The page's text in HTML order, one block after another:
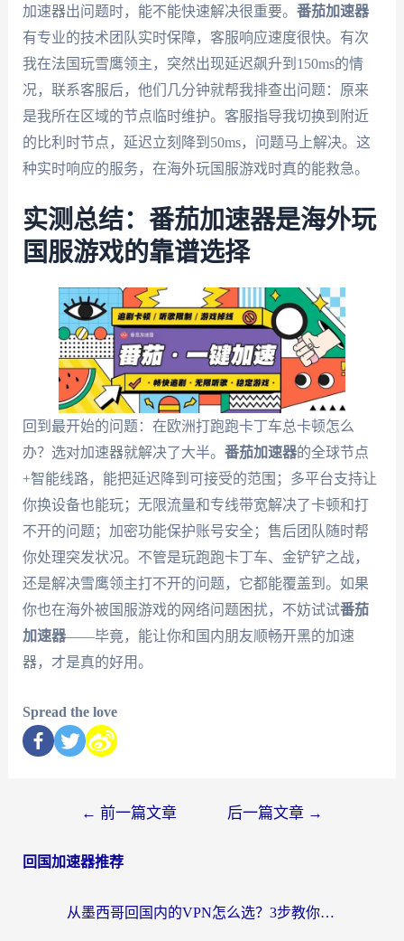
加速器出问题时，能不能快速解决很重要。 番茄加速器
有专业的技术团队实时保障，客服响应速度很快。有次
我在法国玩雪鹰领主，突然出现延迟飙升到150ms的情
况，联系客服后，他们几分钟就帮我排查出问题：原来
是我所在区域的节点临时维护。客服指导我切换到附近
的比利时节点，延迟立刻降到50ms，问题马上解决。这
种实时响应的服务，在海外玩国服游戏时真的能救急。
实测总结：番茄加速器是海外玩
国服游戏的靠谱选择
回到最开始的问题：在欧洲打跑跑卡丁车总卡顿怎么
办？选对加速器就解决了大半。 番茄加速器的全球节点
+智能线路，能把延迟降到可接受的范围；多平台支持让
你换设备也能玩；无限流量和专线带宽解决了卡顿和打
不开的问题；加密功能保护账号安全；售后团队随时帮
你处理突发状况。不管是玩跑跑卡丁车、金铲铲之战，
还是解决雪鹰领主打不开的问题，它都能覆盖到。如果
你也在海外被国服游戏的网络问题困扰，不妨试试番茄
加速器——毕竟，能让你和国内朋友顺畅开黑的加速
器，才是真的好用。
Spread the love
← 前一篇文章 后一篇文章 →
回国加速器推荐
从墨西哥回国内的VPN怎么选？3步教你无缝刷剧、玩国服游戏